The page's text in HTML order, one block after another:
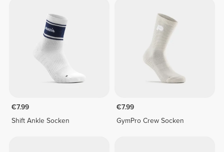
€7.99
Shift Ankle Socken
€7.99
GymPro Crew Socken